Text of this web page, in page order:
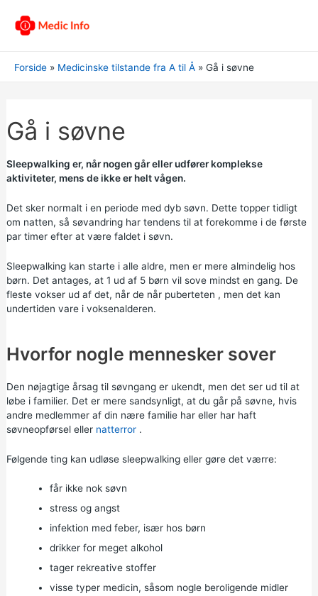
Forside Medicinske tilstande fra A til Å Gå i søvne
Gå i søvne
Sleepwalking er, når nogen går eller udfører komplekse
aktiviteter, mens de ikke er helt vågen.
Det sker normalt i en periode med dyb søvn. Dette topper tidligt
om natten, så søvandring har tendens til at forekomme i de første
par timer efter at være faldet i søvn.
Sleepwalking kan starte i alle aldre, men er mere almindelig hos
børn. Det antages, at 1 ud af 5 børn vil sove mindst en gang. De
fleste vokser ud af det, når de når puberteten , men det kan
undertiden vare i voksenalderen.
Hvorfor nogle mennesker sover
Den nøjagtige årsag til søvngang er ukendt, men det ser ud til at
løbe i familier. Det er mere sandsynligt, at du går på søvne, hvis
andre medlemmer af din nære familie har eller har haft
søvneopførsel eller natterror.
Følgende ting kan udløse sleepwalking eller gøre det værre:
får ikke nok søvn
stressog angst
infektion med feber, især hos børn
drikker for meget alkohol
tager rekreative stoffer
visse typer medicin, såsom nogle beroligende midler